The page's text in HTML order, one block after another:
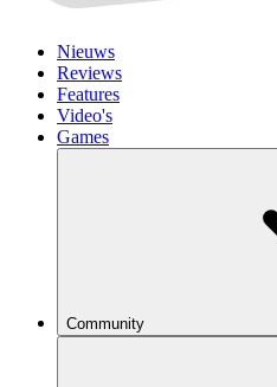
Nieuws
Reviews
Features
Video's
Games
Community